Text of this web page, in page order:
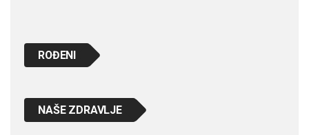
ROĐENI
NAŠE ZDRAVLJE